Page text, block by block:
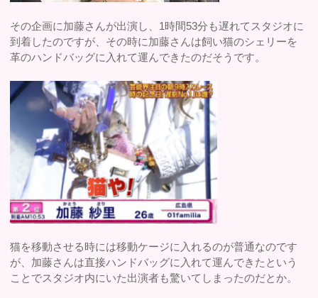
その企画に加藤さんが出演し、1時間53分も遅れてスタジオに
到着したのですが、その時に加藤さんは飼い猫のシェリーを
革のハンドバッグに入れて運んできたのだそうです。
猫を移動させる時には移動ケージに入れるのが普通なのです
が、加藤さんは直接ハンドバッグに入れて運んできたという
ことでスタジオ内にいた出演者も驚いてしまったのだとか。